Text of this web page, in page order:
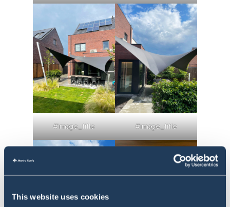
This website uses cookies
#image_title #image_title